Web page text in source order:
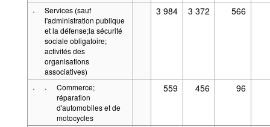
·
Services (sauf
l'administration publique
et la défense;la sécurité
sociale obligatoire;
activités des
organisations
associatives)
3 984 3 372 566
· ·
Commerce;
réparation
d'automobiles et de
motocycles
559 456 96